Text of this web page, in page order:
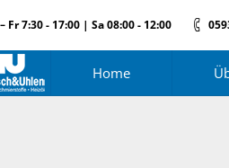
Fr 7:30 - 17:00 | Sa 08:00 - 12:00
Home